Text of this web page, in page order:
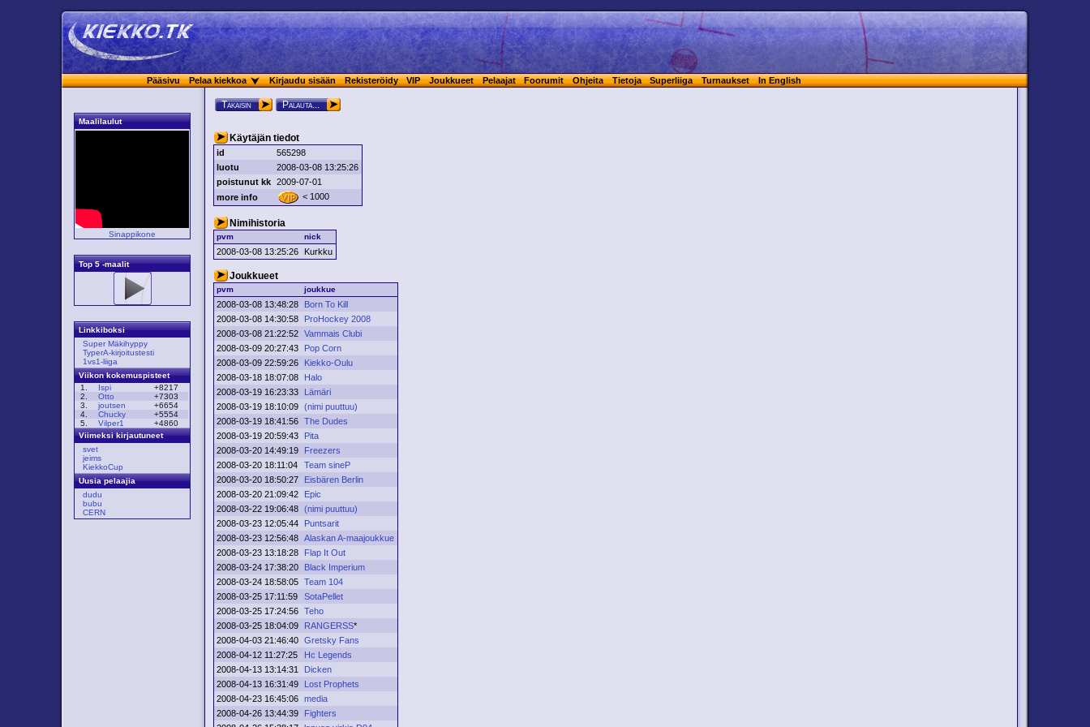
Pääsivu Pelaa kiekkoa Kirjaudu sisään Rekisteröidy VIP Joukkueet Pelaajat Foorumit Ohjeita Tietoja Superliiga Turnaukset In English
Maalilaulut
Sinappikone
Top 5 -maalit
Linkkiboksi
Super Mäkihyppy
TyperA-kirjoitustesti
1vs1-liiga
Viikon kokemuspisteet
1.
Ispi
+8217
2.
Otto
+7303
3.
joutsen
+6654
4.
Chucky
+5554
5.
Vilper1
+4860
Viimeksi kirjautuneet
svet
jeims
KiekkoCup
Uusia pelaajia
dudu
bubu
CERN
Takaisin Palauta...
Käytäjän tiedot
id
565298
luotu
2008-03-08 13:25:26
poistunut kk 2009-07-01
more info
< 1000
Nimihistoria
pvm nick
2008-03-08 13:25:26 Kurkku
Joukkueet
pvm joukkue
2008-03-08 13:48:28
Born To Kill
2008-03-08 14:30:58
ProHockey 2008
2008-03-08 21:22:52 Vammais Clubi
2008-03-09 20:27:43
Pop Corn
2008-03-09 22:59:26
Kiekko-Oulu
2008-03-18 18:07:08
Halo
2008-03-19 16:23:33
Lämäri
2008-03-19 18:10:09 (nimi puuttuu)
2008-03-19 18:41:56 The Dudes
2008-03-19 20:59:43
Pita
2008-03-20 14:49:19
Freezers
2008-03-20 18:11:04
Team sineP
2008-03-20 18:50:27
Eisbären Berlin
2008-03-20 21:09:42
Epic
2008-03-22 19:06:48 (nimi puuttuu)
2008-03-23 12:05:44
Puntsarit
2008-03-23 12:56:48 Alaskan A-maajoukkue
2008-03-23 13:18:28
Flap It Out
2008-03-24 17:38:20
Black Imperium
2008-03-24 18:58:05 Team 104
2008-03-25 17:11:59
SotaPellet
2008-03-25 17:24:56 Teho
2008-03-25 18:04:09
RANGERSS*
2008-04-03 21:46:40 Gretsky Fans
2008-04-12 11:27:25
Hc Legends
2008-04-13 13:14:31
Dicken
2008-04-13 16:31:49
Lost Prophets
2008-04-23 16:45:06 media
2008-04-26 13:44:39
Fighters